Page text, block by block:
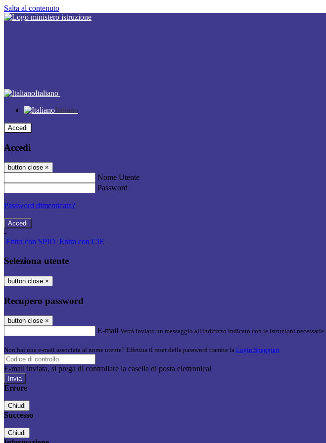
Salta al contenuto
Italiano
Italiano
Accedi
Accedi
button close ×
Nome Utente
Password
Password dimenticata?
-
Entra con SPID Entra con CIE
Seleziona utente
button close ×
Recupero password
button close ×
E-mail Verrà inviato un messaggio all'indirizzo indicato con le istruzioni necessarie.
Non hai una e-mail associata al nome utente? Effettua il reset della password tramite la Login Spaggiari
E-mail inviata, si prega di controllare la casella di posta elettronica!
Errore
Chiudi
Successo
Chiudi